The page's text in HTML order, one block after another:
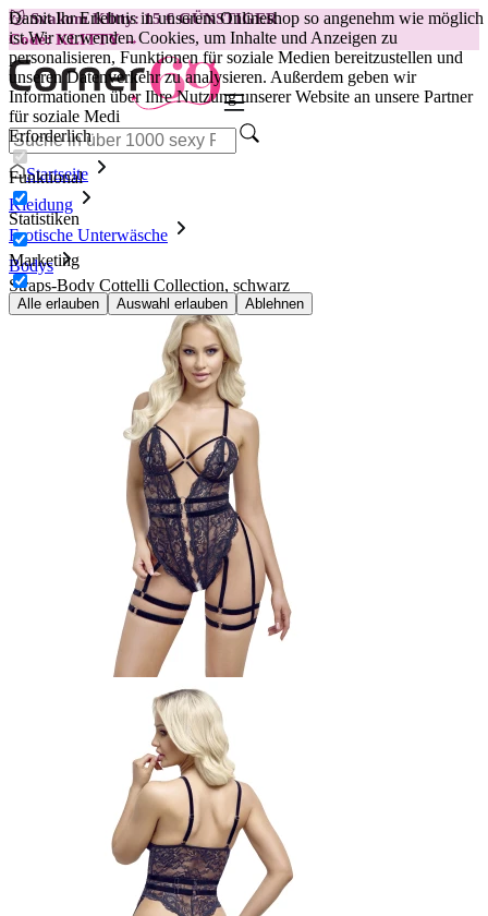
Damit Ihr Erlebnis in unserem Onlineshop so angenehm wie möglich
ist.Wir verwenden Cookies, um Inhalte und Anzeigen zu
personalisieren, Funktionen für soziale Medien bereitzustellen und
unseren Datenverkehr zu analysieren. Außerdem geben wir
Informationen über Ihre Nutzung unserer Website an unsere Partner
für soziale Medi
Erforderlich
Funktional
Statistiken
Marketing
Alle erlauben Auswahl erlauben Ablehnen
😽Svakom Klitty: 15 € GÜNSTIGER
Code: KLITTY →
Startseite
Kleidung
Erotische Unterwäsche
Bodys
Straps-Body Cottelli Collection, schwarz